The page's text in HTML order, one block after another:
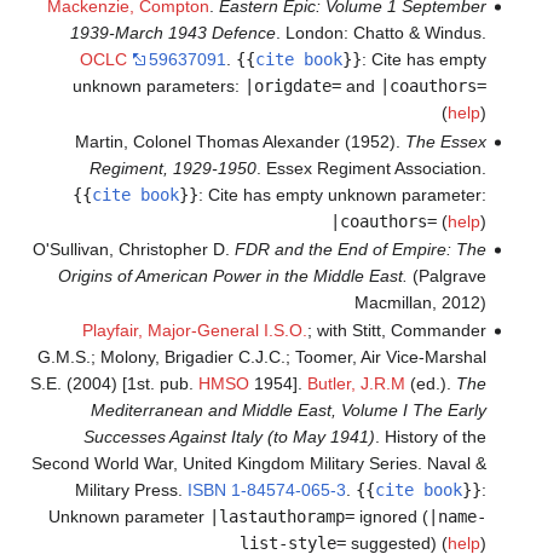
Mackenzie, Compton .Eastern Epic: Volume 1 September
1939-March 1943 Defence . London: Chatto & Windus.
OCLC
59637091 {{cite book}}:Cite has empty
unknown parameters:
|origdate= and
|coauthors=
(help)
Martin, Colonel Thomas Alexander (1952). The Essex
Regiment, 1929-1950 . Essex Regiment Association.
{{cite book}}:Cite has empty unknown parameter:
|coauthors= (help)
O'Sullivan, Christopher D.FDR and the End of Empire: The
Origins of American Power in the Middle East. (Palgrave
Macmillan, 2012)
Playfair, Major-General I.S.O.; with Stitt, Commander
G.M.S.; Molony, Brigadier C.J.C.; Toomer, Air Vice-Marshal
S.E. (2004) [1st. pub. HMSO 1954]. Butler, J.R.M (ed.). The
Mediterranean and Middle East, Volume I The Early
Successes Against Italy (to May 1941). History of the
Second World War, United Kingdom Military Series. Naval &
Military Press. ISBN 1-84574-065-3. {{cite book}}:
Unknown parameter
|lastauthoramp= ignored ( |name-
list-style= suggested) (help)